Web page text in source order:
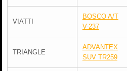
VIATTI
BOSCO A/T
V-237
TRIANGLE
ADVANTEX
SUV TR259